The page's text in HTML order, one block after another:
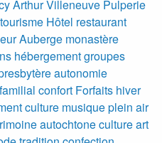
Arthur Villeneuve Pulperie
Hôtel restaurant
Auberge monastère
hébergement groupes
autonomie
confort Forfaits hiver
culture musique plein air
autochtone culture art